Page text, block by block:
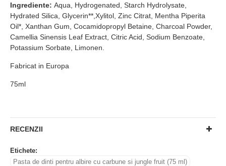
Ingrediente: Aqua, Hydrogenated, Starch Hydrolysate,
Hydrated Silica, Glycerin**,Xylitol, Zinc Citrat, Mentha Piperita
Oil*, Xanthan Gum, Cocamidopropyl Betaine, Charcoal Powder,
Camellia Sinensis Leaf Extract, Citric Acid, Sodium Benzoate,
Potassium Sorbate, Limonen.
Fabricat in Europa
75ml
RECENZII
Etichete:
Pasta de dinti pentru albire cu carbune si jungle fruit (75 ml)